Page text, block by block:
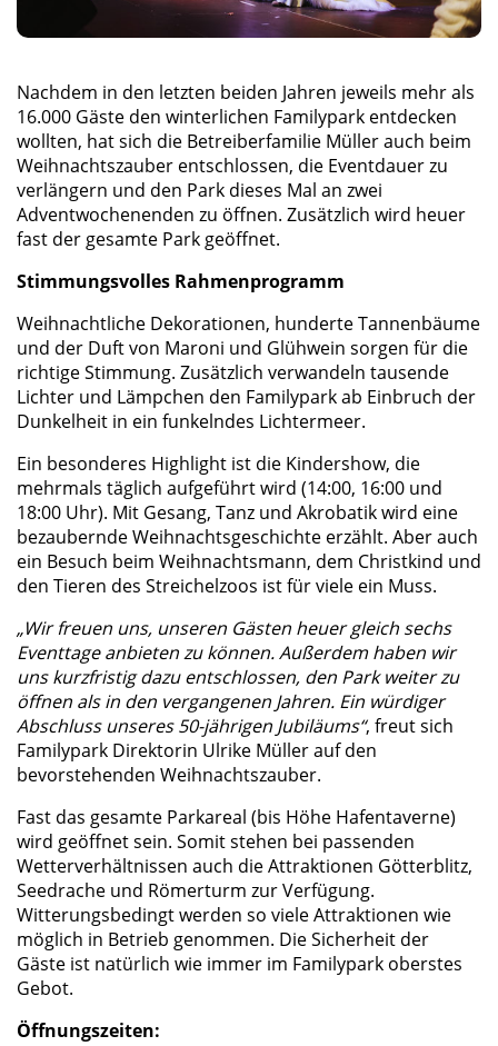
Nachdem in den letzten beiden Jahren jeweils mehr als
16.000 Gäste den winterlichen Familypark entdecken
wollten, hat sich die Betreiberfamilie Müller auch beim
Weihnachtszauber entschlossen, die Eventdauer zu
verlängern und den Park dieses Mal an zwei
Adventwochenenden zu öffnen. Zusätzlich wird heuer
fast der gesamte Park geöffnet.
Stimmungsvolles Rahmenprogramm
Weihnachtliche Dekorationen, hunderte Tannenbäume
und der Duft von Maroni und Glühwein sorgen für die
richtige Stimmung. Zusätzlich verwandeln tausende
Lichter und Lämpchen den Familypark ab Einbruch der
Dunkelheit in ein funkelndes Lichtermeer.
Ein besonderes Highlight ist die Kindershow, die
mehrmals täglich aufgeführt wird (14:00, 16:00 und
18:00 Uhr). Mit Gesang, Tanz und Akrobatik wird eine
bezaubernde Weihnachtsgeschichte erzählt. Aber auch
ein Besuch beim Weihnachtsmann, dem Christkind und
den Tieren des Streichelzoos ist für viele ein Muss.
„Wir freuen uns, unseren Gästen heuer gleich sechs
Eventtage anbieten zu können. Außerdem haben wir
uns kurzfristig dazu entschlossen, den Park weiter zu
öffnen als in den vergangenen Jahren. Ein würdiger
Abschluss unseres 50-jährigen Jubiläums“, freut sich
Familypark Direktorin Ulrike Müller auf den
bevorstehenden Weihnachtszauber.
Fast das gesamte Parkareal (bis Höhe Hafentaverne)
wird geöffnet sein. Somit stehen bei passenden
Wetterverhältnissen auch die Attraktionen Götterblitz,
Seedrache und Römerturm zur Verfügung.
Witterungsbedingt werden so viele Attraktionen wie
möglich in Betrieb genommen. Die Sicherheit der
Gäste ist natürlich wie immer im Familypark oberstes
Gebot.
Öffnungszeiten: